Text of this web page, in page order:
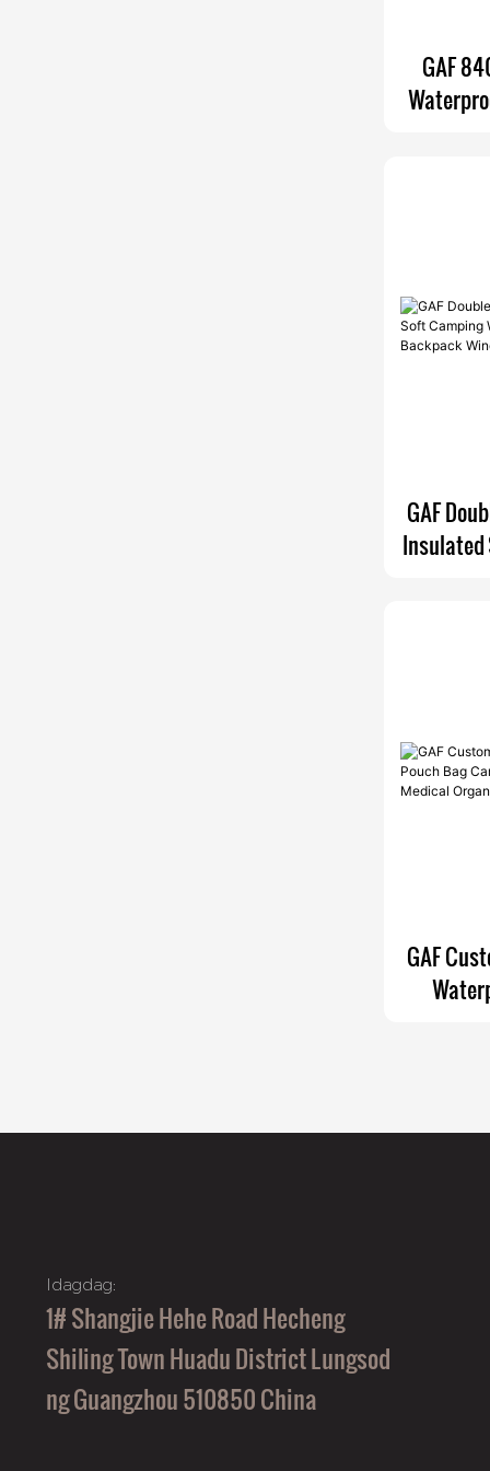
GAF
GAF
Insulated
GAF
Idagdag:
1# Shangjie Hehe Road Hecheng
Shiling Town Huadu District Lungsod
ng Guangzhou 510850 China